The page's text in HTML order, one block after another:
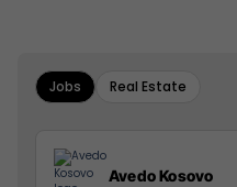
Jobs Real Estate
Avedo Kosovo